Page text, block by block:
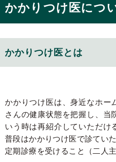
かかりつけ医につ
かかりつけ医とは
かかりつけ医は、身近なホー
さんの健康状態を把握し、当
いう時は再紹介していただけ
普段はかかりつけ医で診てい
定期診療を受けること（二人